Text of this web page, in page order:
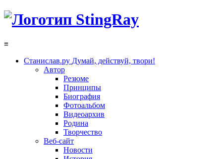
≡
Станислав.ру Думай, действуй, твори!
Автор
Резюме
Принципы
Биография
Фотоальбом
Видеоархив
Родина
Творчество
Веб-сайт
Новости